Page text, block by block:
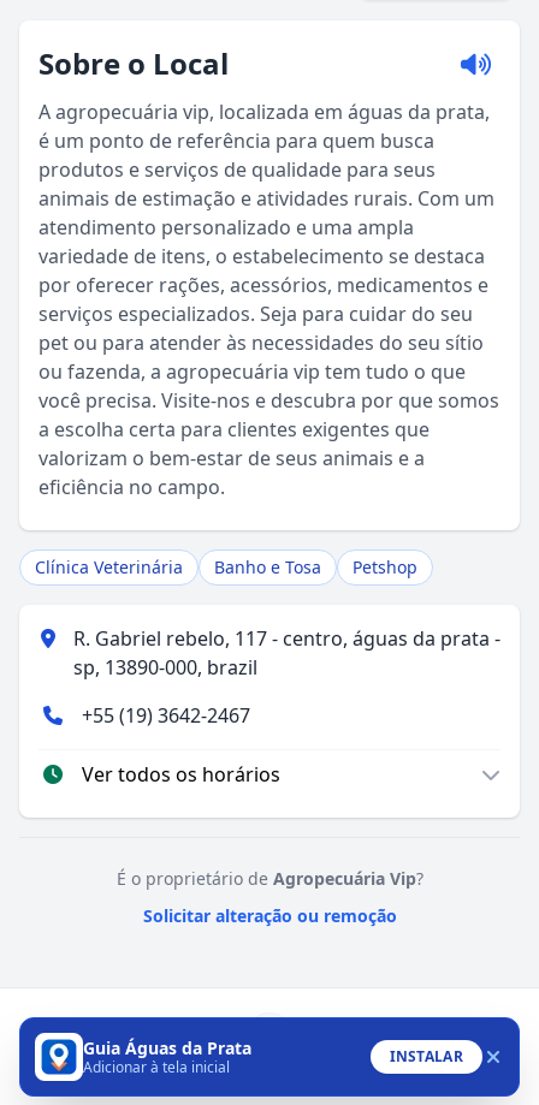
Sobre o Local
A agropecuária vip, localizada em águas da prata,
é um ponto de referência para quem busca
produtos e serviços de qualidade para seus
animais de estimação e atividades rurais. Com um
atendimento personalizado e uma ampla
variedade de itens, o estabelecimento se destaca
por oferecer rações, acessórios, medicamentos e
serviços especializados. Seja para cuidar do seu
pet ou para atender às necessidades do seu sítio
ou fazenda, a agropecuária vip tem tudo o que
você precisa. Visite-nos e descubra por que somos
a escolha certa para clientes exigentes que
valorizam o bem-estar de seus animais e a
eficiência no campo.
Clínica Veterinária Banho e Tosa Petshop
R. Gabriel rebelo, 117 - centro, águas da prata -
sp, 13890-000, brazil
+55 (19) 3642-2467
Ver todos os horários
É o proprietário de Agropecuária Vip?
Solicitar alteração ou remoção
Sou Turista em Águas da Prata
Sou Morador
Guia Águas da Prata
Adicionar à tela inicial
INSTALAR